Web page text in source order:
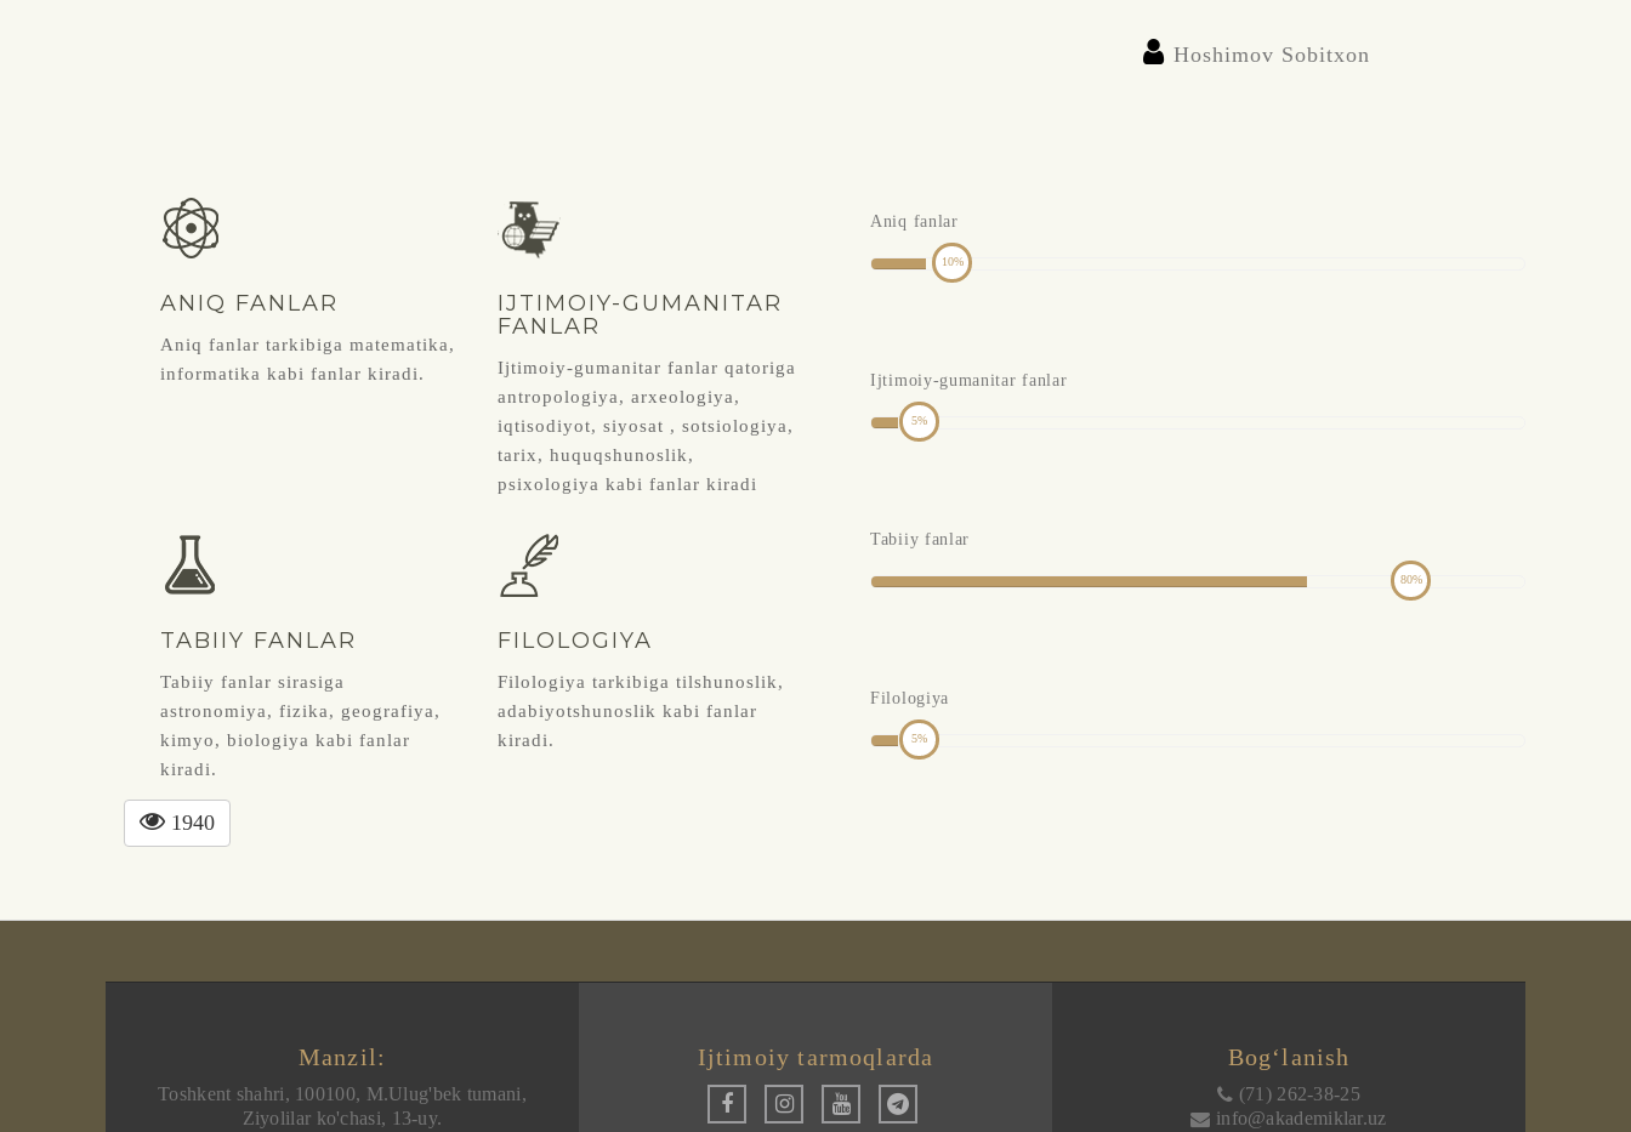
Hoshimov Sobitxon
ANIQ FANLAR
Aniq fanlar tarkibiga matematika,
informatika kabi fanlar kiradi.
IJTIMOIY-GUMANITAR
FANLAR
Ijtimoiy-gumanitar fanlar qatoriga
antropologiya, arxeologiya,
iqtisodiyot, siyosat , sotsiologiya,
tarix, huquqshunoslik,
psixologiya kabi fanlar kiradi
TABIIY FANLAR
Tabiiy fanlar sirasiga
astronomiya, fizika, geografiya,
kimyo, biologiya kabi fanlar
kiradi.
FILOLOGIYA
Filologiya tarkibiga tilshunoslik,
adabiyotshunoslik kabi fanlar
kiradi.
Aniq fanlar
10
Ijtimoiy-gumanitar fanlar
5
Tabiiy fanlar
80
Filologiya
5
1940
Manzil:
Toshkent shahri, 100100, M.Ulug'bek tumani,
Ziyolilar ko'chasi, 13-uy.
Ijtimoiy tarmoqlarda Bog‘lanish
(71) 262-38-25
info@akademiklar.uz